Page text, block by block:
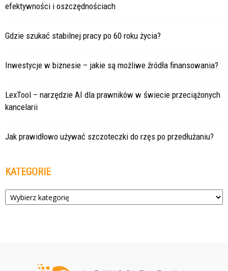
efektywności i oszczędnościach
Gdzie szukać stabilnej pracy po 60 roku życia?
Inwestycje w biznesie – jakie są możliwe źródła finansowania?
LexTool – narzędzie AI dla prawników w świecie przeciążonych
kancelarii
Jak prawidłowo używać szczoteczki do rzęs po przedłużaniu?
KATEGORIE
Kategorie